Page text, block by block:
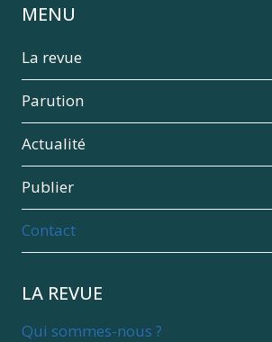
MENU
La revue
Parution
Actualité
Publier
Contact
LA REVUE
Qui sommes-nous ?